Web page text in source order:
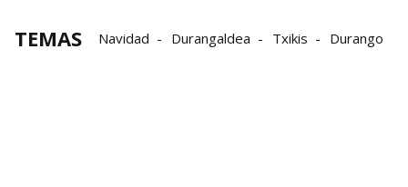
TEMAS Navidad Durangaldea Txikis Durango